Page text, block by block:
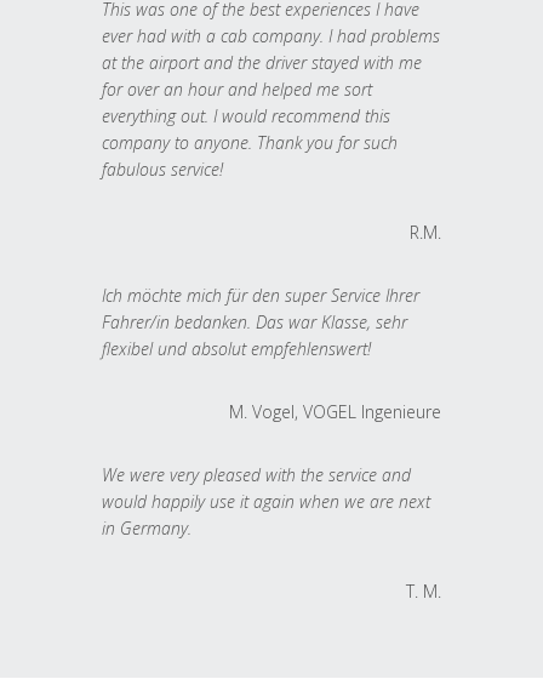
This was one of the best experiences I have
ever had with a cab company. I had problems
at the airport and the driver stayed with me
for over an hour and helped me sort
everything out. I would recommend this
company to anyone. Thank you for such
fabulous service!
R.M.
Ich möchte mich für den super Service Ihrer
Fahrer/in bedanken. Das war Klasse, sehr
flexibel und absolut empfehlenswert!
M. Vogel, VOGEL Ingenieure
We were very pleased with the service and
would happily use it again when we are next
in Germany.
T. M.